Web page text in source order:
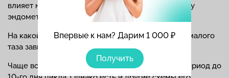
Впервые к нам? Дарим 1 000 ₽
Получить
влияет на многие показатели, например, толщину
эндометрия.
На какой день цикла лучше делать УЗИ органов малого
таза зависит от диагностической задачи.
Чаще всего, сканирование осуществляется на период до